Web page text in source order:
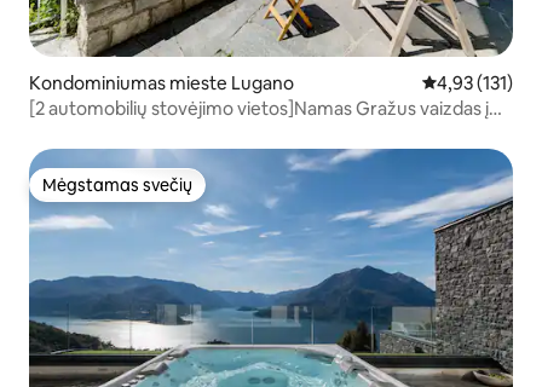
Kondominiumas mieste Lugano Vidutinis
4,93 (131)
[2 automobilių stovėjimo vietos]Namas Gražus vaizdas į
Mėgstamas svečių
Mėgstamas svečių